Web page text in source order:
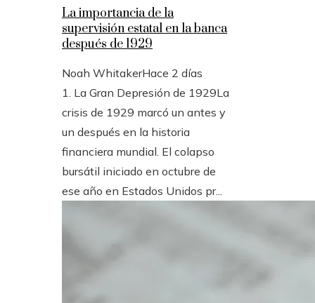
La importancia de la
supervisión estatal en la banca
después de 1929
Noah WhitakerHace 2 días
1. La Gran Depresión de 1929La
crisis de 1929 marcó un antes y
un después en la historia
financiera mundial. El colapso
bursátil iniciado en octubre de
ese año en Estados Unidos pr...